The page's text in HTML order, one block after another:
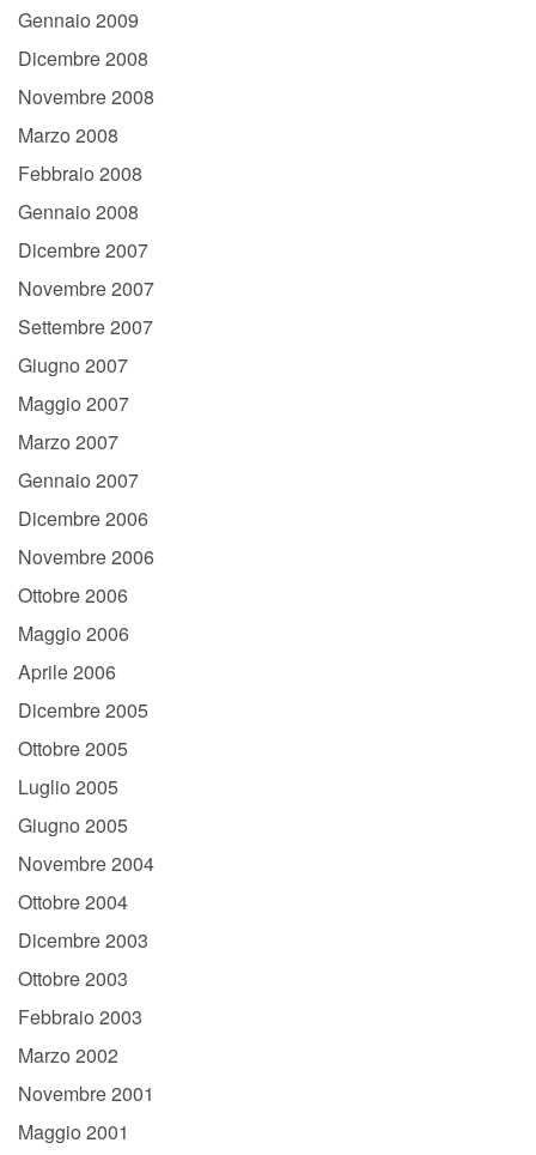
Gennaio 2009
Dicembre 2008
Novembre 2008
Marzo 2008
Febbraio 2008
Gennaio 2008
Dicembre 2007
Novembre 2007
Settembre 2007
Giugno 2007
Maggio 2007
Marzo 2007
Gennaio 2007
Dicembre 2006
Novembre 2006
Ottobre 2006
Maggio 2006
Aprile 2006
Dicembre 2005
Ottobre 2005
Luglio 2005
Giugno 2005
Novembre 2004
Ottobre 2004
Dicembre 2003
Ottobre 2003
Febbraio 2003
Marzo 2002
Novembre 2001
Maggio 2001